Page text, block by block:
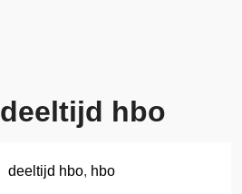
deeltijd hbo
deeltijd hbo, hbo